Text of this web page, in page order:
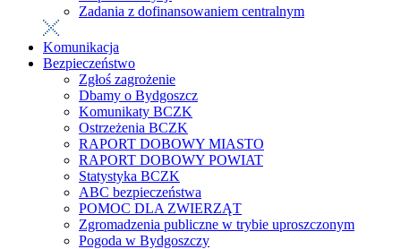
Zadania z dofinansowaniem centralnym
Komunikacja
Bezpieczeństwo
Zgłoś zagrożenie
Dbamy o Bydgoszcz
Komunikaty BCZK
Ostrzeżenia BCZK
RAPORT DOBOWY MIASTO
RAPORT DOBOWY POWIAT
Statystyka BCZK
ABC bezpieczeństwa
POMOC DLA ZWIERZĄT
Zgromadzenia publiczne w trybie uproszczonym
Pogoda w Bydgoszczy